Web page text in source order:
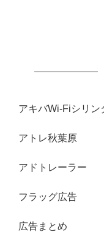
アキバWi-Fiシリン
アトレ秋葉原
アドトレーラー
フラッグ広告
広告まとめ